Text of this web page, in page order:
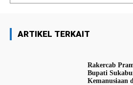
ARTIKEL TERKAIT
Rakercab
Bupati
Kemanusiaan